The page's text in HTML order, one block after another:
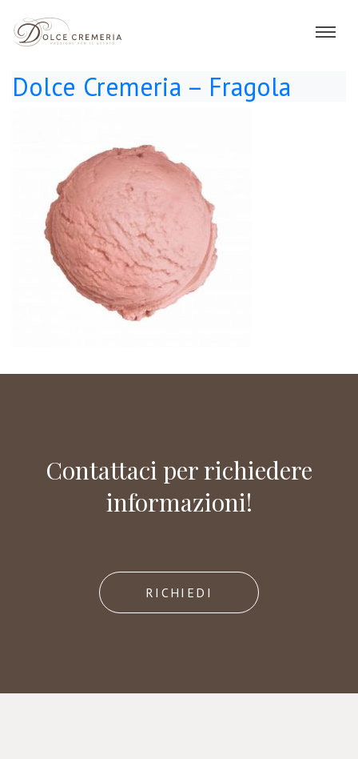
Dolce Cremeria – Fragola
Contattaci per richiedere
informazioni!
RICHIEDI